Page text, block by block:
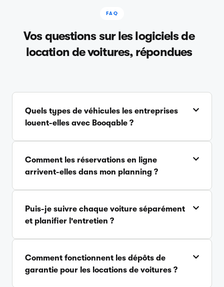
FAQ
Vos questions sur les logiciels de
location de voitures, répondues
Quels types de véhicules les entreprises
louent-elles avec Booqable ?
Comment les réservations en ligne
arrivent-elles dans mon planning ?
Puis-je suivre chaque voiture séparément
et planifier l'entretien ?
Comment fonctionnent les dépôts de
garantie pour les locations de voitures ?